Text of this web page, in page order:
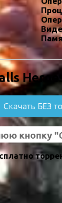
Скачать БЕЗ